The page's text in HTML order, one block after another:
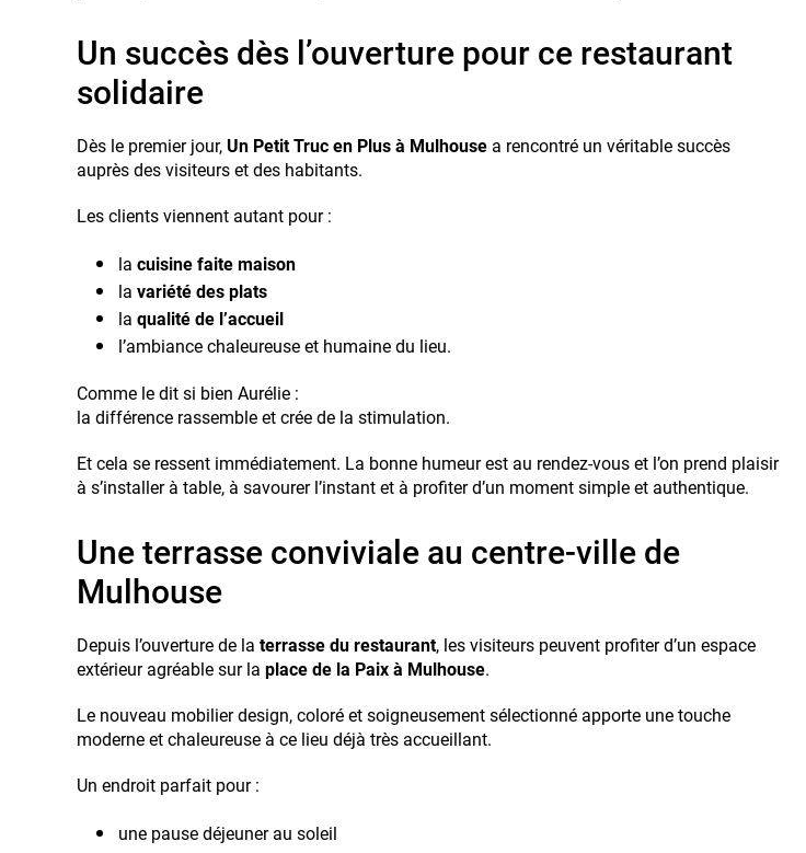
Un succès dès l’ouverture pour ce restaurant
solidaire
Dès le premier jour, Un Petit Truc en Plus à Mulhouse a rencontré un véritable succès
auprès des visiteurs et des habitants.
Les clients viennent autant pour :
la cuisine faite maison
la variété des plats
la qualité de l’accueil
l’ambiance chaleureuse et humaine du lieu.
Comme le dit si bien Aurélie :
la différence rassemble et crée de la stimulation.
Et cela se ressent immédiatement. La bonne humeur est au rendez-vous et l’on prend plaisir
à s’installer à table, à savourer l’instant et à profiter d’un moment simple et authentique.
Une terrasse conviviale au centre-ville de
Mulhouse
Depuis l’ouverture de la terrasse du restaurant, les visiteurs peuvent profiter d’un espace
extérieur agréable sur la place de la Paix à Mulhouse.
Le nouveau mobilier design, coloré et soigneusement sélectionné apporte une touche
moderne et chaleureuse à ce lieu déjà très accueillant.
Un endroit parfait pour :
une pause déjeuner au soleil